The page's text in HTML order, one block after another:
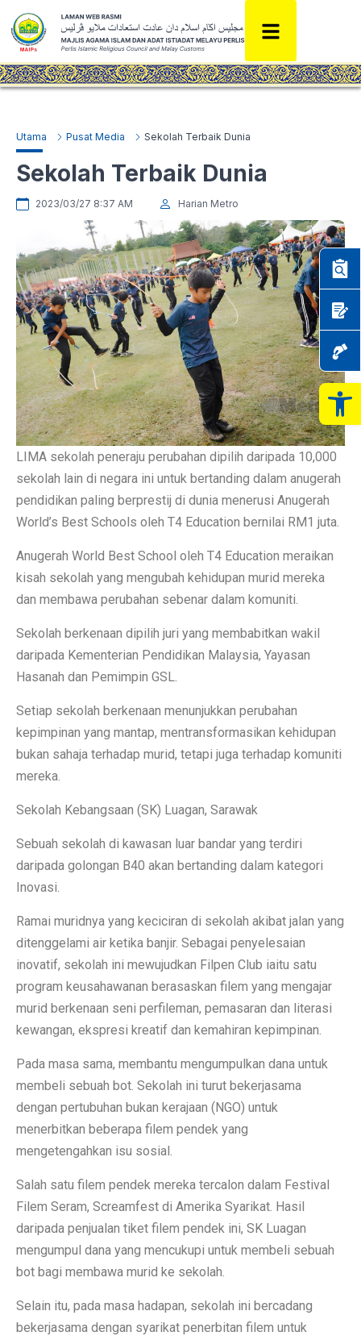
Utama Pusat Media Sekolah Terbaik Dunia
Sekolah Terbaik Dunia
2023/03/27 8:37 AM Harian Metro
LIMA sekolah peneraju perubahan dipilih daripada 10,000
sekolah lain di negara ini untuk bertanding dalam anugerah
pendidikan paling berprestij di dunia menerusi Anugerah
World’s Best Schools oleh T4 Education bernilai RM1 juta.
Anugerah World Best School oleh T4 Education meraikan
kisah sekolah yang mengubah kehidupan murid mereka
dan membawa perubahan sebenar dalam komuniti.
Sekolah berkenaan dipilih juri yang membabitkan wakil
daripada Kementerian Pendidikan Malaysia, Yayasan
Hasanah dan Pemimpin GSL.
Setiap sekolah berkenaan menunjukkan perubahan
kepimpinan yang mantap, mentransformasikan kehidupan
bukan sahaja terhadap murid, tetapi juga terhadap komuniti
mereka.
Sekolah Kebangsaan (SK) Luagan, Sarawak
Sebuah sekolah di kawasan luar bandar yang terdiri
daripada golongan B40 akan bertanding dalam kategori
Inovasi.
Ramai muridnya yang keciciran di sekolah akibat jalan yang
ditenggelami air ketika banjir. Sebagai penyelesaian
inovatif, sekolah ini mewujudkan Filpen Club iaitu satu
program keusahawanan berasaskan filem yang mengajar
murid berkenaan seni perfileman, pemasaran dan literasi
kewangan, ekspresi kreatif dan kemahiran kepimpinan.
Pada masa sama, membantu mengumpulkan dana untuk
membeli sebuah bot. Sekolah ini turut bekerjasama
dengan pertubuhan bukan kerajaan (NGO) untuk
menerbitkan beberapa filem pendek yang
mengetengahkan isu sosial.
Salah satu filem pendek mereka tercalon dalam Festival
Filem Seram, Screamfest di Amerika Syarikat. Hasil
daripada penjualan tiket filem pendek ini, SK Luagan
mengumpul dana yang mencukupi untuk membeli sebuah
bot bagi membawa murid ke sekolah.
Selain itu, pada masa hadapan, sekolah ini bercadang
bekerjasama dengan syarikat penerbitan filem untuk